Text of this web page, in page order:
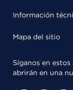
Información
Mapa del sitio
Síganos en
abrirán en una